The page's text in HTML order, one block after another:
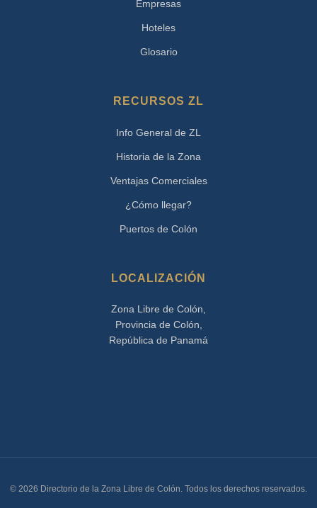
Empresas
Hoteles
Glosario
RECURSOS ZL
Info General de ZL
Historia de la Zona
Ventajas Comerciales
¿Cómo llegar?
Puertos de Colón
LOCALIZACIÓN
Zona Libre de Colón,
Provincia de Colón,
República de Panamá
© 2026 Directorio de la Zona Libre de Colón. Todos los derechos reservados.